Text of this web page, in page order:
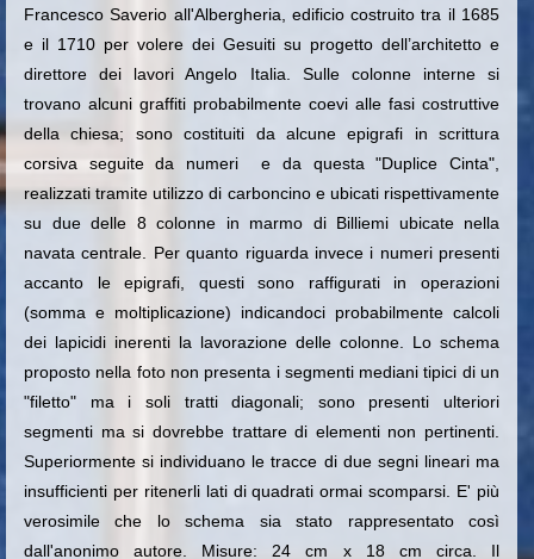
Francesco Saverio all'Albergheria, edificio costruito tra il 1685
e il 1710 per volere dei Gesuiti su progetto dell’architetto e
direttore dei lavori Angelo Italia. Sulle colonne interne si
trovano alcuni graffiti probabilmente coevi alle fasi costruttive
della chiesa; sono costituiti da alcune epigrafi in scrittura
corsiva seguite da numeri e da questa "Duplice Cinta",
realizzati tramite utilizzo di carboncino e ubicati rispettivamente
su due delle 8 colonne in marmo di Billiemi ubicate nella
navata centrale. Per quanto riguarda invece i numeri presenti
accanto le epigrafi, questi sono raffigurati in operazioni
(somma e moltiplicazione) indicandoci probabilmente calcoli
dei lapicidi inerenti la lavorazione delle colonne. Lo schema
proposto nella foto non presenta i segmenti mediani tipici di un
"filetto" ma i soli tratti diagonali; sono presenti ulteriori
segmenti ma si dovrebbe trattare di elementi non pertinenti.
Superiormente si individuano le tracce di due segni lineari ma
insufficienti per ritenerli lati di quadrati ormai scomparsi. E' più
verosimile che lo schema sia stato rappresentato così
dall'anonimo autore. Misure: 24 cm x 18 cm circa. Il